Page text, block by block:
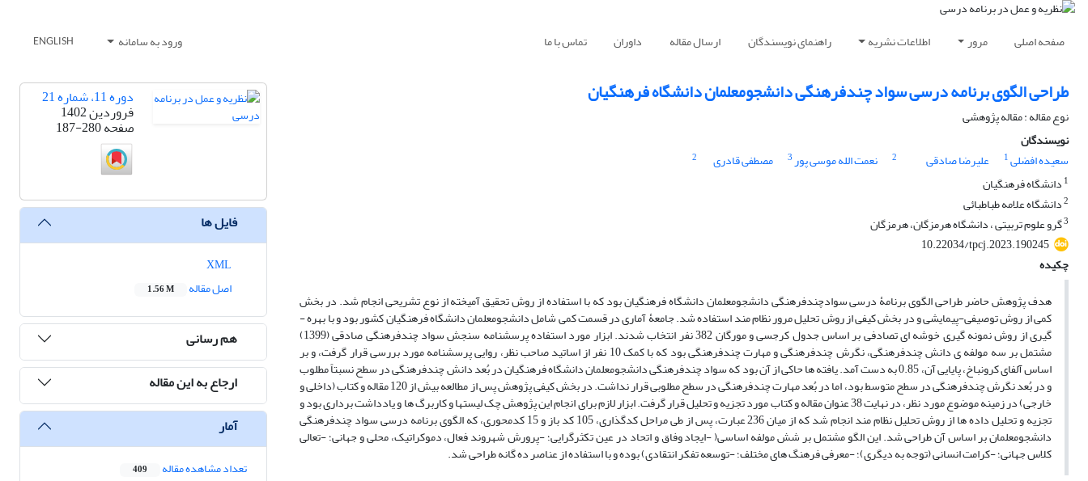
صفحه اصلی مرور اطلاعات نشریه راهنمای نویسندگان ارسال مقاله داوران تماس با ما ورود به سامانه ENGLISH
طراحی الگوی برنامه درسی سواد چندفرهنگی دانشجومعلمان دانشگاه فرهنگیان
نوع مقاله : مقاله پژوهشی
نویسندگان
سعیده افضلی1 علیرضا صادقی 2 نعمت الله موسی پور3 مصطفی قادری
2
1 دانشگاه فرهنگیان
2دانشگاه علامه طباطبائی
3گرو علوم تربیتی ، دانشگاه هرمزگان، هرمزگان
10.22034/tpcj.2023.190245
چکیده
هدف پژوهش حاضر طراحی الگوی برنامۀ درسی سوادچندفرهنگی دانشجومعلمان دانشگاه فرهنگیان بود که با استفاده از روش تحقیق آمیخته از نوع تشریحی انجام شد.در بخش
کمی از روش توصیفی-پیمایشی و در بخش کیفی از روش تحلیل مرور نظام مند استفاده شد.جامعۀ آماری در قسمت کمی شامل دانشجومعلمان دانشگاه فرهنگیان کشور بود و با بهره ­
گیری از روش نمونه­ گیری خوشه ­ای تصادفی بر اساس جدول کرجسی و مورگان 382 نفر انتخاب شدند. ابزار مورد استفاده پرسشنامه سنجش سواد چندفرهنگی صادقی (1399)
مشتمل بر سه مولفه ­ی دانش چندفرهنگی، نگرش چندفرهنگی و مهارت چندفرهنگی بود که با کمک 10 نفر از اساتید صاحب نظر، روایی پرسشنامه مورد بررسی قرار گرفت، و بر
اساس آلفای کرونباخ، پایایی آن، 0.85 به­ دست آمد. یافته ­ها حاکی از آن بود که سواد چندفرهنگی دانشجومعلمان دانشگاه فرهنگیان در بُعد دانش چندفرهنگی در سطح نسبتاً مطلوب
و در بُعد نگرش چندفرهنگی در سطح متوسط بود، اما در بُعد مهارت چندفرهنگی در سطح مطلوبی قرار نداشت.در بخش کیفی پژوهش پس از مطالعه بیش از 120 مقاله و کتاب (داخلی و
خارجی) در زمینه موضوع مورد نظر، در نهایت 38 عنوان مقاله و کتاب مورد تجزیه و تحلیل قرار گرفت. ابزار لازم برای انجام این پژوهش چک لیست­ها و کاربرگ­ ها و یادداشت­ برداری بود و
تجزیه و تحلیل داده ­ها از روش تحلیل نظام­ مند انجام شد که از میان 236 عبارت، پس از طی مراحل کدگذاری، 105 کد باز و 15 کدمحوری، که الگوی برنامه درسی سواد چندفرهنگی
دانشجومعلمان بر اساس آن طراحی شد. این الگو مشتمل بر شش مولفه اساسی(-ایجاد وفاق و اتحاد در عین تکثرگرایی؛ -پرورش شهروند فعال، دموکراتیک، محلی و جهانی؛ -تعالی
کلاس جهانی؛ -کرامت انسانی (توجه به دیگری)؛ -معرفی­ فرهنگ ­های مختلف؛ -توسعه تفکر انتقادی) بوده و با استفاده از عناصر ده گانهطراحی شد.
دوره 11، شماره 21
فروردین 1402
صفحه187-280
فایل ها
اصل مقاله
1.56 M
هم رسانی
ارجاع به این مقاله
آمار
تعداد مشاهده مقاله 409